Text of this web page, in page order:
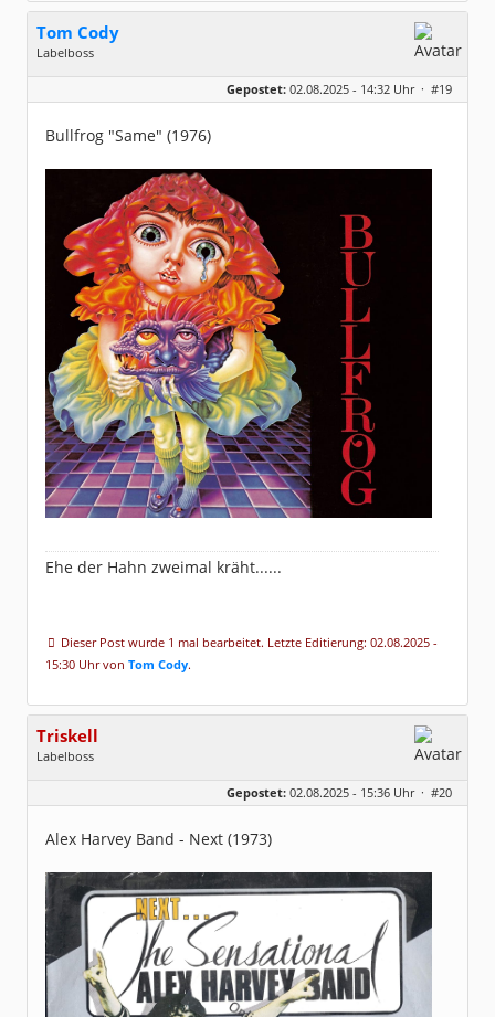
Tom Cody
Labelboss
Geschlecht:
Alter:
70
Dabei seit:
11 / 2006
Gepostet: 02.08.2025 - 14:32 Uhr · #19
Bullfrog "Same" (1976)
Ehe der Hahn zweimal kräht......
Dieser Post wurde 1 mal bearbeitet. Letzte Editierung: 02.08.2025 -
15:30 Uhr von Tom Cody.
Triskell
Labelboss
Alter:
68
Dabei seit:
04 / 2006
Gepostet: 02.08.2025 - 15:36 Uhr · #20
Alex Harvey Band - Next (1973)